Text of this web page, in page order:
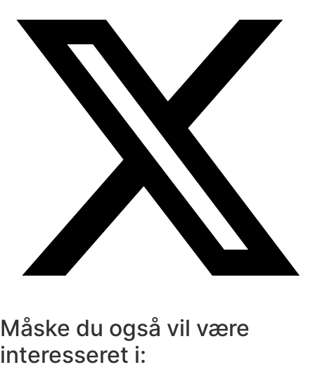
Måske du også vil være
interesseret i: